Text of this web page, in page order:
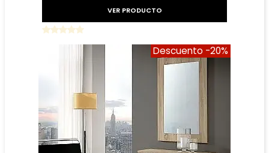
VER PRODUCTO
Descuento -20%